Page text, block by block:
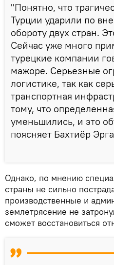
"Понятно, что
Турции ударили по
обороту двух стран.
Сейчас уже много
турецкие компании
мажоре. Серьезные
логистике, так как
транспортная
тому, что
уменьшились, и это
поясняет Бахтиёр
Однако, по мнению
страны не сильно
производственные и
землетрясение не
сможет восстановиться